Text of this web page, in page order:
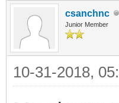
csanchnc
Junior Member
10-31-2018,